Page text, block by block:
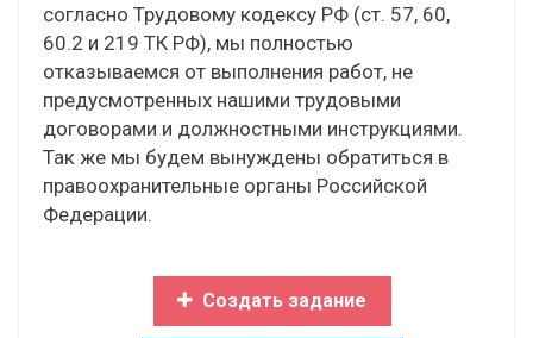
согласно Трудовому кодексу РФ (ст. 57, 60,
60.2 и 219 ТК РФ), мы полностью
отказываемся от выполнения работ, не
предусмотренных нашими трудовыми
договорами и должностными инструкциями.
Так же мы будем вынуждены обратиться в
правоохранительные органы Российской
Федерации.
Создать задание